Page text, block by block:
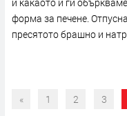
форма за печене.
пресятото брашно и
« 1 2 3